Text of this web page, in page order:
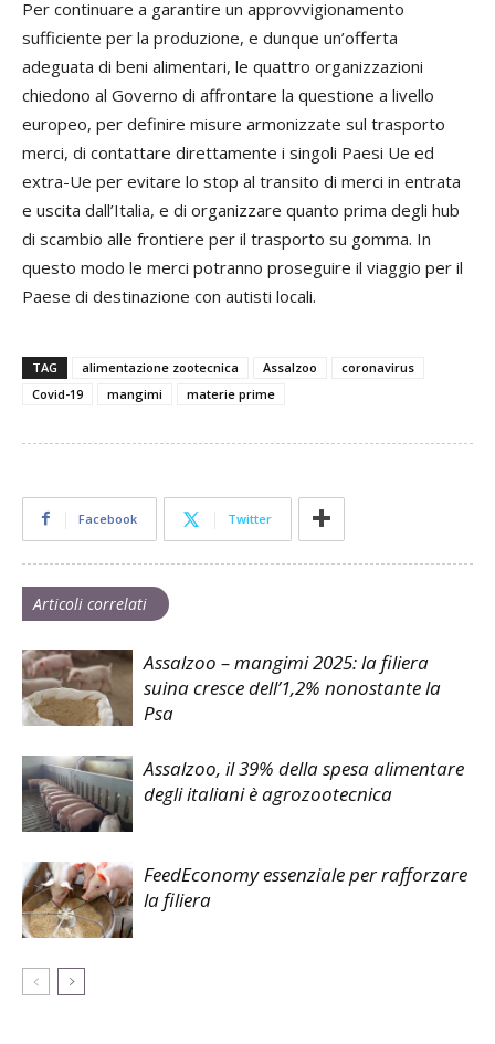
Per continuare a garantire un approvvigionamento
sufficiente per la produzione, e dunque un’offerta
adeguata di beni alimentari, le quattro organizzazioni
chiedono al Governo di affrontare la questione a livello
europeo, per definire misure armonizzate sul trasporto
merci, di contattare direttamente i singoli Paesi Ue ed
extra-Ue per evitare lo stop al transito di merci in entrata
e uscita dall’Italia, e di organizzare quanto prima degli hub
di scambio alle frontiere per il trasporto su gomma. In
questo modo le merci potranno proseguire il viaggio per il
Paese di destinazione con autisti locali.
TAG alimentazione zootecnica Assalzoo
coronavirus
Covid-19
mangimi materie prime
Facebook Twitter
Articoli correlati
Assalzoo – mangimi 2025: la filiera
suina cresce dell’1,2% nonostante la
Psa
Assalzoo, il 39% della spesa alimentare
degli italiani è agrozootecnica
FeedEconomy essenziale per rafforzare
la filiera